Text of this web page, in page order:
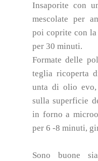
Insaporite con
mescolate per
poi coprite con
per 30 minuti.
Formate delle
teglia ricoperta
unta di olio
sulla superficie
in forno a
per 6 -8 minuti,
Sono buone